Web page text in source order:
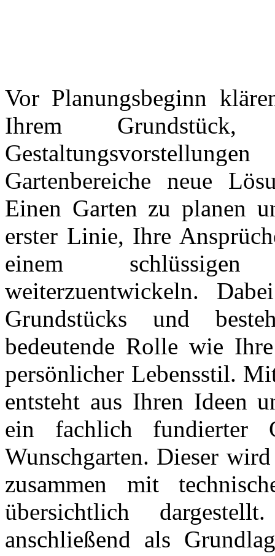
Vor Planungsbeginn
Ihrem
Gartenbereiche neue
Einen Garten zu planen
erster Linie, Ihre
einem schlüssigen
weiterzuentwickeln.
Grundstücks und
bedeutende Rolle wie
persönlicher Lebensstil.
entsteht aus Ihren Ideen
ein fachlich fundierter
Wunschgarten. Dieser
zusammen mit
übersichtlich
anschließend als